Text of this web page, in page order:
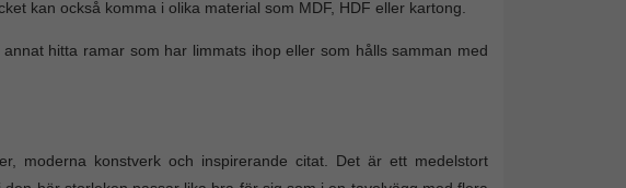
kan också komma i olika material som MDF, HDF eller kartong.
hitta ramar som har limmats ihop eller som hålls samman med
moderna konstverk och inspirerande citat. Det är ett medelstort